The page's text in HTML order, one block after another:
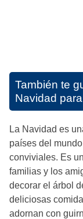
También te
Navidad
La Navidad es
países del
conviviales. Es
familias y los
decorar el árbol
deliciosas
adornan con